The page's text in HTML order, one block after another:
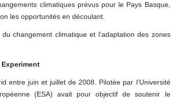
climatiques prévus pour le Pays Basque,
les opportunités en découlant.
changement climatique et l’adaptation des zones
entre juin et juillet de 2008. Pilotée par l’Université
(ESA) avait pour objectif desoutenir le